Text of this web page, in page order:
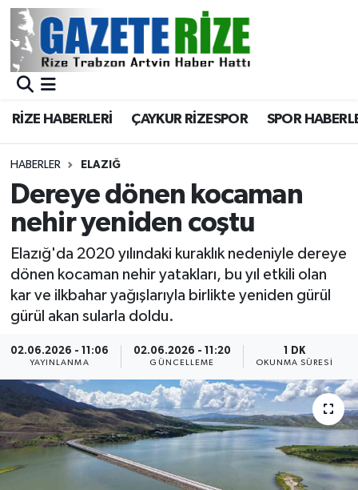
RİZE HABERLERİ ÇAYKUR RİZESPOR SPOR
HABERLER ELAZIĞ
Dereye dönen kocaman
nehir yeniden coştu
Elazığ'da 2020 yılındaki kuraklık nedeniyle dereye
dönen kocaman nehir yatakları, bu yıl etkili olan
kar ve ilkbahar yağışlarıyla birlikte yeniden gürül
gürül akan sularla doldu.
02.06.2026 - 11:06
YAYINLANMA
02.06.2026 - 11:20
GÜNCELLEME
1 DK
OKUNMA SÜRESI
BÖLGEMİZ
Asayiş
Rize Jandarma Komutanlığı
Bilim Teknoloji
Bölge
Advertising news
Canlı Maç
ÇEVRE
Dış Haberler
Merkez Nöbetçi Eczaneler
Merkez Trafik Yoğunluk Haritası
Süper Lig Puan Durumu ve Fikstür
Tüm Manşetler
Son Dakika Haberleri
Haber Arşivi